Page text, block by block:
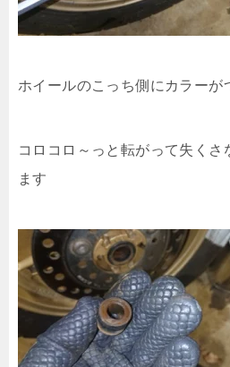
ホイールのこっち側にカラーが
コロコロ～っと転がって失くさ
ます